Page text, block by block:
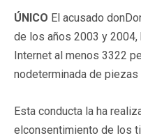
ÚNICO El acusado
de los años 2003 y
Internet al menos 3322
nodeterminada de piezas
Esta conducta la ha
elconsentimiento de los